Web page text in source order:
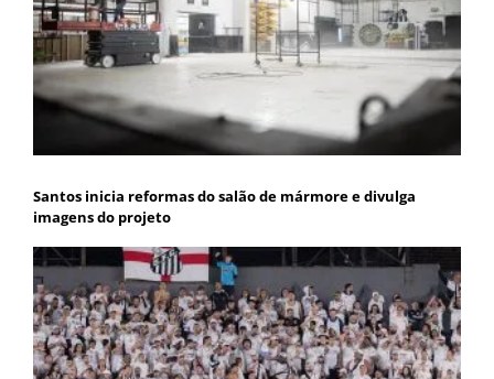
Santos inicia reformas do salão de mármore e divulga
imagens do projeto